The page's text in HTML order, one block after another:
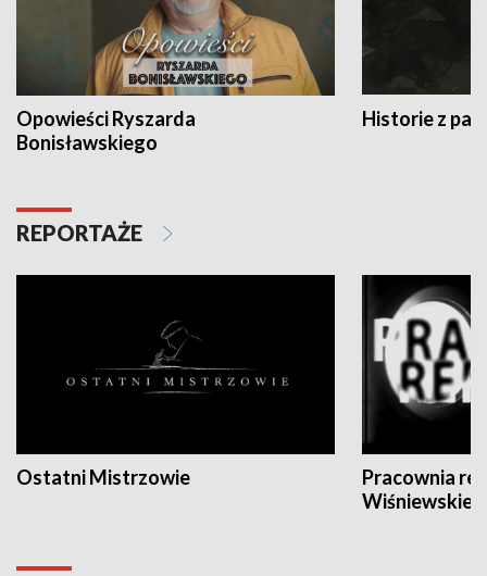
Opowieści Ryszarda
Bonisławskiego
Historie z
REPORTAŻE
Ostatni Mistrzowie
Pracownia